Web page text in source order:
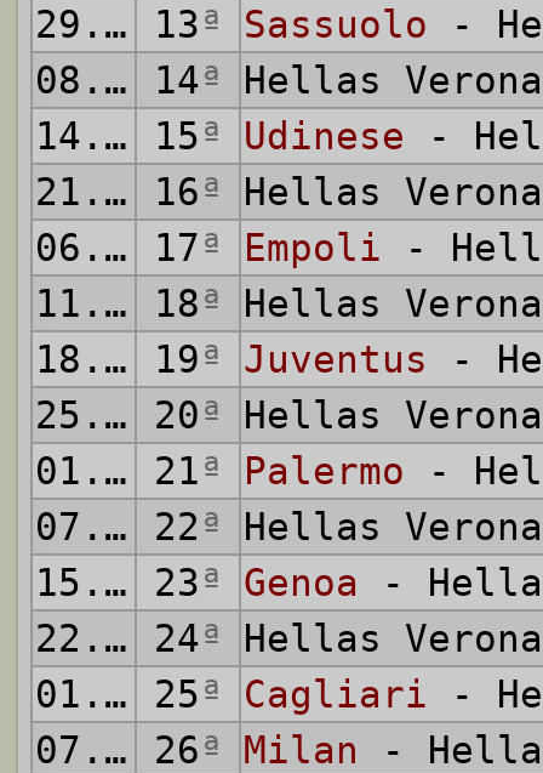
29.11.2014
13ª Sassuolo -
08.12.2014
14ª
Hellas
14.12.2014
15ª Udinese -
21.12.2014
16ª
Hellas
06.01.2015
17ª Empoli -
11.01.2015
18ª
Hellas
18.01.2015
19ª Juventus -
25.01.2015
20ª
Hellas
01.02.2015
21ª Palermo -
07.02.2015
22ª
Hellas
15.02.2015
23ª Genoa -
22.02.2015
24ª
Hellas
01.03.2015
25ª Cagliari -
07.03.2015
26ª Milan -